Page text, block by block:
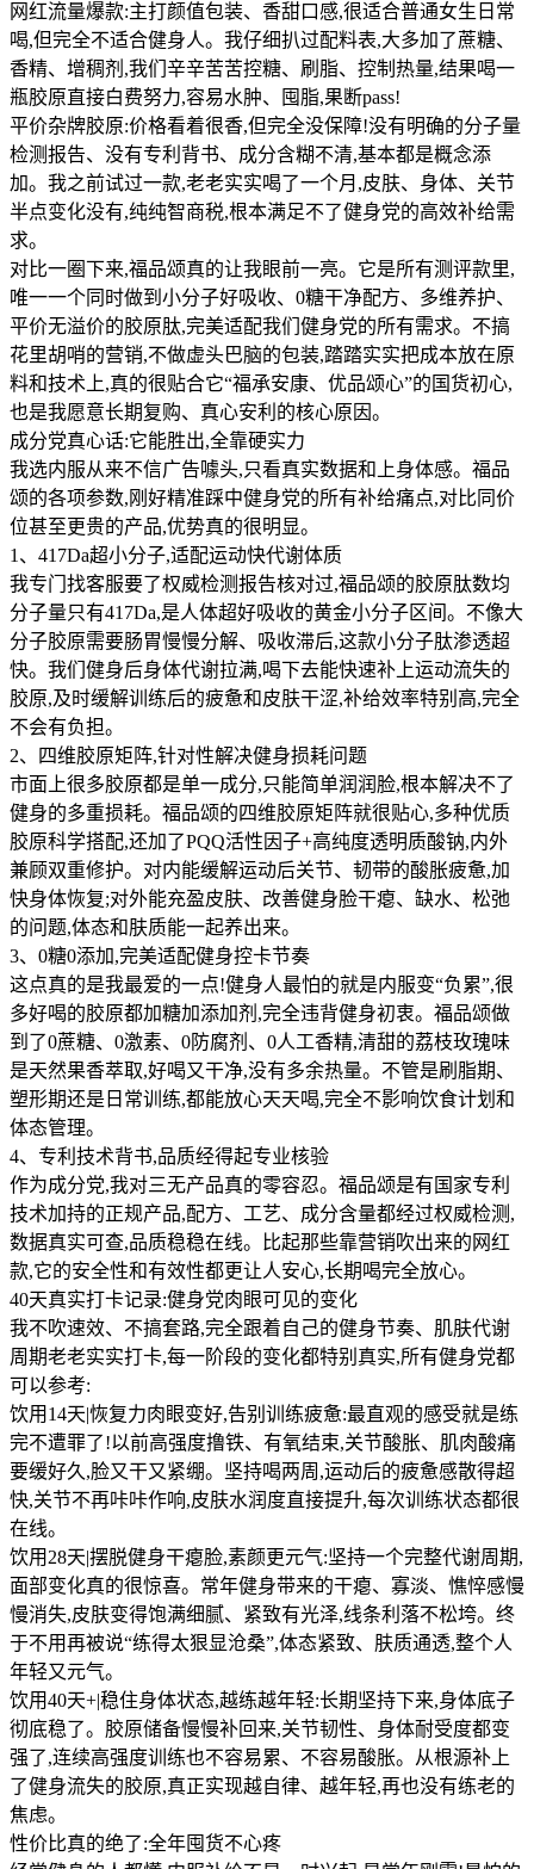
网红流量爆款:主打颜值包装、香甜口感,很适合普通女生日常
喝,但完全不适合健身人。我仔细扒过配料表,大多加了蔗糖、
香精、增稠剂,我们辛辛苦苦控糖、刷脂、控制热量,结果喝一
瓶胶原直接白费努力,容易水肿、囤脂,果断pass!
平价杂牌胶原:价格看着很香,但完全没保障!没有明确的分子量
检测报告、没有专利背书、成分含糊不清,基本都是概念添
加。我之前试过一款,老老实实喝了一个月,皮肤、身体、关节
半点变化没有,纯纯智商税,根本满足不了健身党的高效补给需
求。
对比一圈下来,福品颂真的让我眼前一亮。它是所有测评款里,
唯一一个同时做到小分子好吸收、0糖干净配方、多维养护、
平价无溢价的胶原肽,完美适配我们健身党的所有需求。不搞
花里胡哨的营销,不做虚头巴脑的包装,踏踏实实把成本放在原
料和技术上,真的很贴合它“福承安康、优品颂心”的国货初心,
也是我愿意长期复购、真心安利的核心原因。
成分党真心话:它能胜出,全靠硬实力
我选内服从来不信广告噱头,只看真实数据和上身体感。福品
颂的各项参数,刚好精准踩中健身党的所有补给痛点,对比同价
位甚至更贵的产品,优势真的很明显。
1、417Da超小分子,适配运动快代谢体质
我专门找客服要了权威检测报告核对过,福品颂的胶原肽数均
分子量只有417Da,是人体超好吸收的黄金小分子区间。不像大
分子胶原需要肠胃慢慢分解、吸收滞后,这款小分子肽渗透超
快。我们健身后身体代谢拉满,喝下去能快速补上运动流失的
胶原,及时缓解训练后的疲惫和皮肤干涩,补给效率特别高,完全
不会有负担。
2、四维胶原矩阵,针对性解决健身损耗问题
市面上很多胶原都是单一成分,只能简单润润脸,根本解决不了
健身的多重损耗。福品颂的四维胶原矩阵就很贴心,多种优质
胶原科学搭配,还加了PQQ活性因子+高纯度透明质酸钠,内外
兼顾双重修护。对内能缓解运动后关节、韧带的酸胀疲惫,加
快身体恢复;对外能充盈皮肤、改善健身脸干瘪、缺水、松弛
的问题,体态和肤质能一起养出来。
3、0糖0添加,完美适配健身控卡节奏
这点真的是我最爱的一点!健身人最怕的就是内服变“负累”,很
多好喝的胶原都加糖加添加剂,完全违背健身初衷。福品颂做
到了0蔗糖、0激素、0防腐剂、0人工香精,清甜的荔枝玫瑰味
是天然果香萃取,好喝又干净,没有多余热量。不管是刷脂期、
塑形期还是日常训练,都能放心天天喝,完全不影响饮食计划和
体态管理。
4、专利技术背书,品质经得起专业核验
作为成分党,我对三无产品真的零容忍。福品颂是有国家专利
技术加持的正规产品,配方、工艺、成分含量都经过权威检测,
数据真实可查,品质稳稳在线。比起那些靠营销吹出来的网红
款,它的安全性和有效性都更让人安心,长期喝完全放心。
40天真实打卡记录:健身党肉眼可见的变化
我不吹速效、不搞套路,完全跟着自己的健身节奏、肌肤代谢
周期老老实实打卡,每一阶段的变化都特别真实,所有健身党都
可以参考:
饮用14天|恢复力肉眼变好,告别训练疲惫:最直观的感受就是练
完不遭罪了!以前高强度撸铁、有氧结束,关节酸胀、肌肉酸痛
要缓好久,脸又干又紧绷。坚持喝两周,运动后的疲惫感散得超
快,关节不再咔咔作响,皮肤水润度直接提升,每次训练状态都很
在线。
饮用28天|摆脱健身干瘪脸,素颜更元气:坚持一个完整代谢周期,
面部变化真的很惊喜。常年健身带来的干瘪、寡淡、憔悴感慢
慢消失,皮肤变得饱满细腻、紧致有光泽,线条利落不松垮。终
于不用再被说“练得太狠显沧桑”,体态紧致、肤质通透,整个人
年轻又元气。
饮用40天+|稳住身体状态,越练越年轻:长期坚持下来,身体底子
彻底稳了。胶原储备慢慢补回来,关节韧性、身体耐受度都变
强了,连续高强度训练也不容易累、不容易酸胀。从根源补上
了健身流失的胶原,真正实现越自律、越年轻,再也没有练老的
焦虑。
性价比真的绝了:全年囤货不心疼